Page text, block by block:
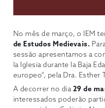
No mês de março, o IEM
de Estudos Medievais.
sessão apresentamos a
la Iglesia durante la Baja
europeo”, pela Dra. Esther
A decorrer no dia29 de
interessados poderão